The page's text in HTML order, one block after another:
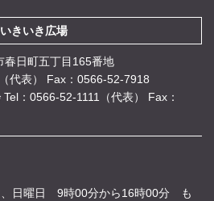
いきいき広場
日町五丁目165番地
代表）
Fax：0566-52-7918
Tel：0566-52-1111（代表）
Fax：
、日曜日 9時00分から16時00分 も